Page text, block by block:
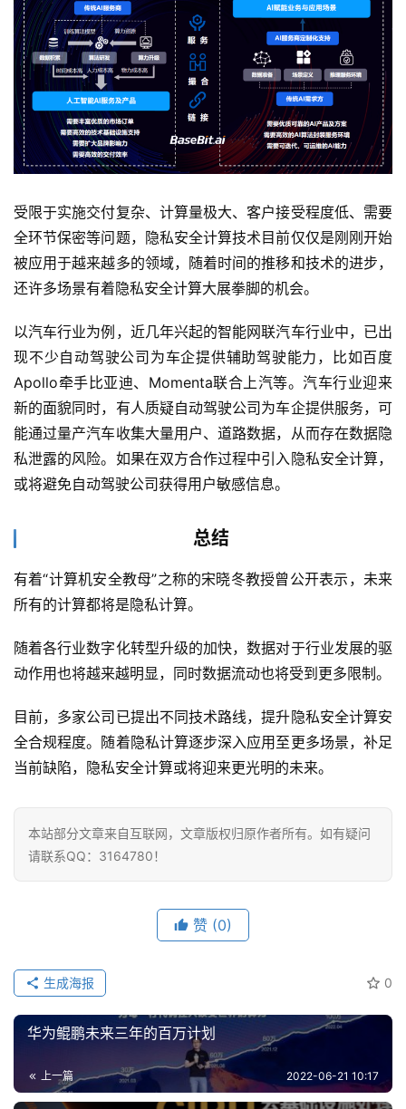
受限于实施交付复杂、计算量极大、客户接受程度低、需要
全环节保密等问题，隐私安全计算技术目前仅仅是刚刚开始
被应用于越来越多的领域，随着时间的推移和技术的进步，
还许多场景有着隐私安全计算大展拳脚的机会。
以汽车行业为例，近几年兴起的智能网联汽车行业中，已出
现不少自动驾驶公司为车企提供辅助驾驶能力，比如百度
Apollo牵手比亚迪、Momenta联合上汽等。汽车行业迎来
新的面貌同时，有人质疑自动驾驶公司为车企提供服务，可
能通过量产汽车收集大量用户、道路数据，从而存在数据隐
私泄露的风险。如果在双方合作过程中引入隐私安全计算，
或将避免自动驾驶公司获得用户敏感信息。
总结
有着“计算机安全教母”之称的宋晓冬教授曾公开表示，未来
所有的计算都将是隐私计算。
随着各行业数字化转型升级的加快，数据对于行业发展的驱
动作用也将越来越明显，同时数据流动也将受到更多限制。
目前，多家公司已提出不同技术路线，提升隐私安全计算安
全合规程度。随着隐私计算逐步深入应用至更多场景，补足
当前缺陷，隐私安全计算或将迎来更光明的未来。
本站部分文章来自互联网，文章版权归原作者所有。如有疑问
请联系QQ：3164780！
赞 (0)
0
生成海报
华为鲲鹏未来三年的百万计划
上一篇 2022-06-21 10:17